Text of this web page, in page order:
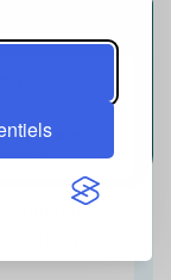
de
Les-Bains